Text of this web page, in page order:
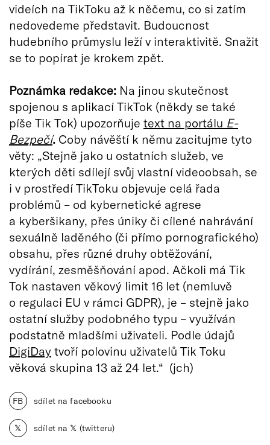
videích na TikToku až k něčemu, co si zatím
nedovedeme představit. Budoucnost
hudebního průmyslu leží v interaktivitě. Snažit
se to popírat je krokem zpět.
Poznámka redakce: Na jinou skutečnost
spojenou s aplikací TikTok (někdy se také
píše Tik Tok) upozorňuje text na portálu E-
Bezpečí. Coby návěští k němu zacitujme tyto
věty: „Stejně jako u ostatních služeb, ve
kterých děti sdílejí svůj vlastní videoobsah, se
i v prostředí TikToku objevuje celá řada
problémů – od kybernetické agrese
a kyberšikany, přes úniky či cílené nahrávání
sexuálně laděného (či přímo pornografického)
obsahu, přes různé druhy obtěžování,
vydírání, zesměšňování apod. Ačkoli má Tik
Tok nastaven věkový limit 16 let (nemluvě
o regulaci EU v rámci GDPR), je – stejně jako
ostatní služby podobného typu – využíván
podstatně mladšími uživateli. Podle údajů
DigiDay tvoří polovinu uživatelů Tik Toku
věková skupina 13 až 24 let.“ (jch)
FB sdílet na facebooku
𝕏 sdílet na 𝕏 (twitteru)